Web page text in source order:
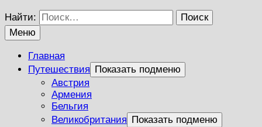
Найти:
Меню
Главная
Путешествия Показать подменю
Австрия
Армения
Бельгия
Великобритания Показать подменю